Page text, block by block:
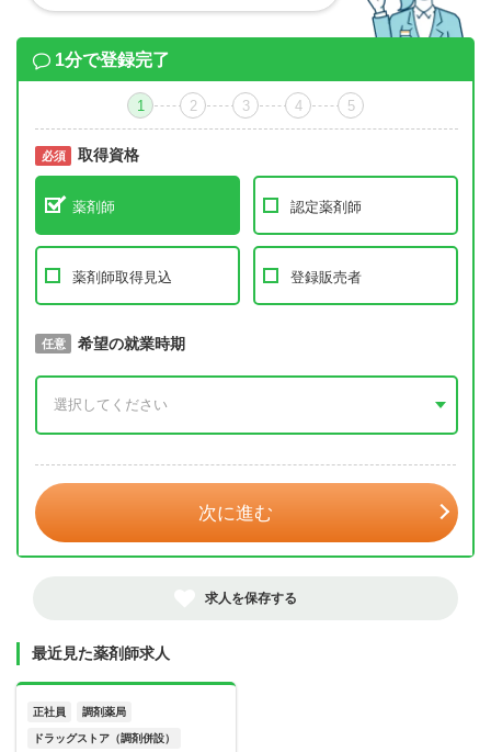
1分で登録完了
1 2 3 4 5
必須 取得資格
薬剤師 認定薬剤師
薬剤師取得見込 登録販売者
必須 取得予定年
任意 希望の就業時期
次に進む
求人を保存する
最近見た薬剤師求人
正社員 調剤薬局
ドラッグストア（調剤併設）